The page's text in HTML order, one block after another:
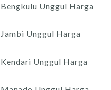
Unggul Harga
Unggul Harga
Unggul Harga